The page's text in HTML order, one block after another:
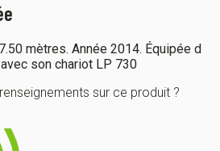
mètres. Année 2014. Équipée d
son chariot LP 730
sur ce produit ?